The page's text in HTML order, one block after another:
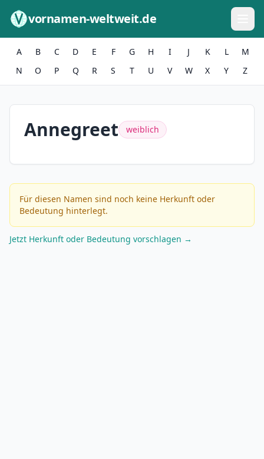
vornamen-weltweit.de
A B C D E F G H I J K L
M
N
O P Q R S T U V W X Y Z
Annegreet weiblich
Für diesen Namen sind noch keine Herkunft oder
Bedeutung hinterlegt.
Jetzt Herkunft oder Bedeutung vorschlagen →